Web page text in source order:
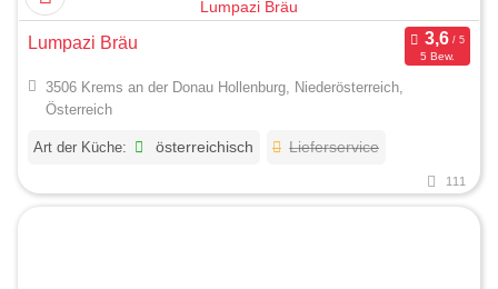
Lumpazi Bräu
5 Bew.
3506 Krems an der Donau Hollenburg, Niederösterreich,
Österreich
Art der Küche: österreichisch Lieferservice
111